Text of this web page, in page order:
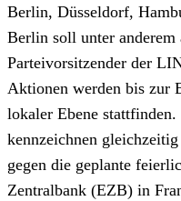
Berlin, Düsseldorf,
Berlin soll unter
Parteivorsitzender der
Aktionen werden bis zur
lokaler Ebene
kennzeichnen
gegen die geplante
Zentralbank (EZB) in